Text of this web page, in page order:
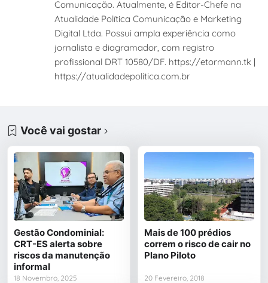
Comunicação. Atualmente, é Editor-Chefe na
Atualidade Política Comunicação e Marketing
Digital Ltda. Possui ampla experiência como
jornalista e diagramador, com registro
profissional DRT 10580/DF. https://etormann.tk |
https://atualidadepolitica.com.br
Você vai gostar
Gestão Condominial:
CRT-ES alerta sobre
riscos da manutenção
informal
18 Novembro, 2025
Mais de 100 prédios
correm o risco de cair no
Plano Piloto
20 Fevereiro, 2018